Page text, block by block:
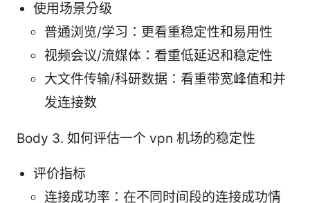
使用场景分级
普通浏览/学习：更看重稳定性和易用性
视频会议/流媒体：看重低延迟和稳定性
大文件传输/科研数据：看重带宽峰值和并
发连接数
Body 3. 如何评估一个 vpn 机场的稳定性
评价指标
连接成功率：在不同时间段的连接成功情